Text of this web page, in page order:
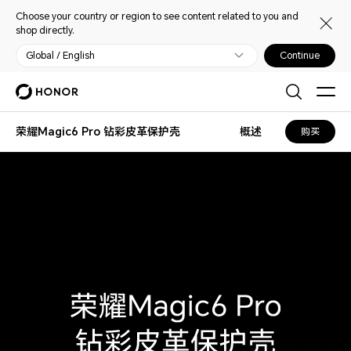
Choose your country or region to see content related to you and
shop directly.
Global / English Continue
荣耀Magic6 Pro 钻彩皮革保护壳 概述 购买